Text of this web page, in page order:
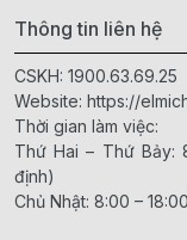
Thông tin liên hệ
CSKH: 1900.63.69.25
Website: https://
Thời gian làm việc:
Thứ Hai – Thứ Bảy:
định)
Chủ Nhật: 8:00 –